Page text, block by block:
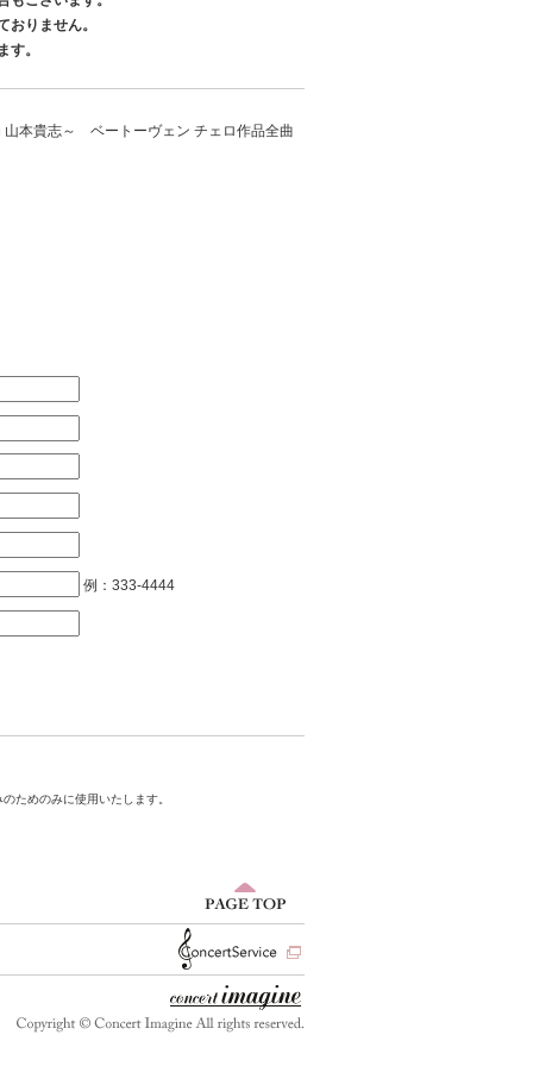
りません。
す。
本貴志～ ベートーヴェン チェロ作品全曲
例：333-4444
ためのみに使用いたします。